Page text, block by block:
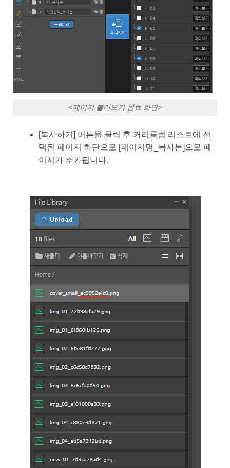
<페이지 불러오기 완료 화면>
[복사하기] 버튼을 클릭 후 커리큘럼 리스트에 선
택된 페이지 하단으로 [페이지명_복사본]으로 페
이지가 추가됩니다.